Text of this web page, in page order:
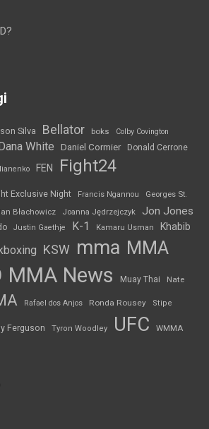
Silva Bellator boks Colby Covington
White Daniel Cormier Donald Cerrone
FEN Fight24
Exclusive Night Francis Ngannou
Georges St.
Błachowicz Joanna Jędrzejczyk Jon Jones
Justin Gaethje K-1 Kamaru Usman Khabib
KSW mma MMA
MMA News Muay Thai Nate
Rafael dos Anjos Ronda Rousey Stipe
Ferguson Tyron Woodley UFC WMMA